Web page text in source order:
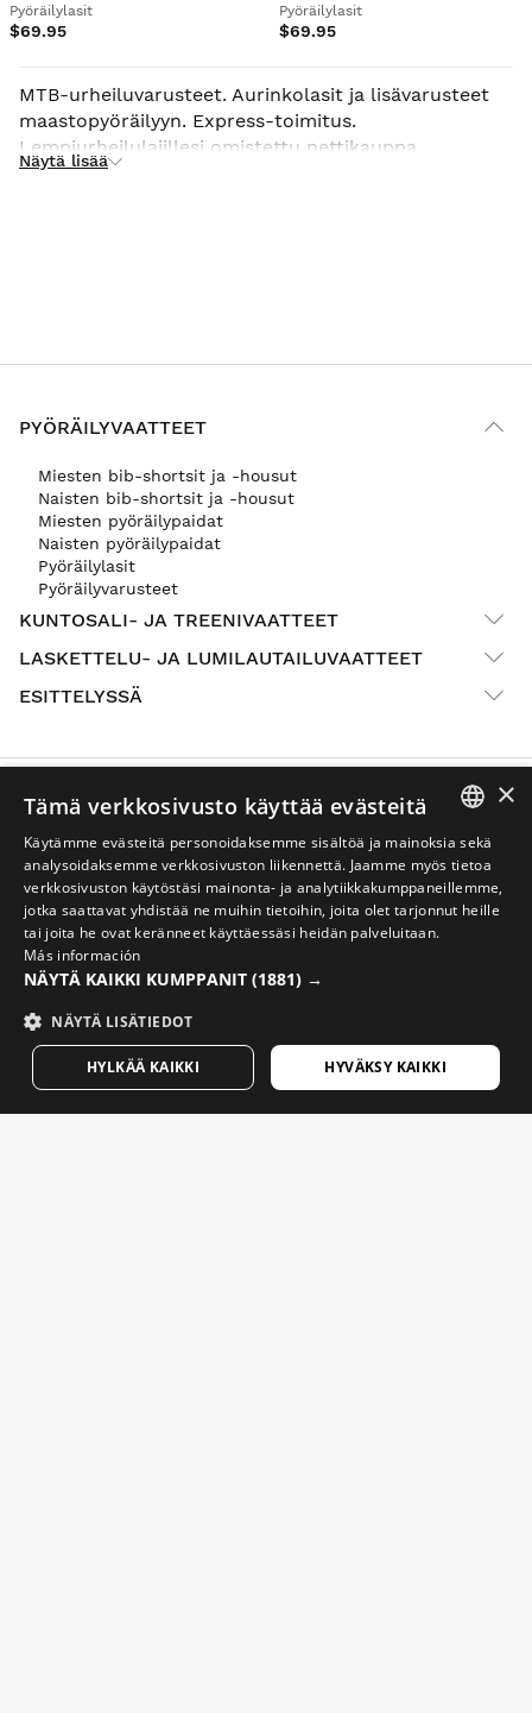
Pyöräilylasit
$69.95
Pyöräilylasit
$69.95
MTB-urheiluvarusteet. Aurinkolasit ja lisävarusteet
maastopyöräilyyn. Express-toimitus.
Lempiurheilulajillesi omistettu nettikauppa
lyömättömin hinnoin. What you are is what you do.
Näytä lisää
PYÖRÄILYVAATTEET
Miesten bib-shortsit ja -housut
Naisten bib-shortsit ja -housut
Miesten pyöräilypaidat
Naisten pyöräilypaidat
Pyöräilylasit
Pyöräilyvarusteet
KUNTOSALI- JA TREENIVAATTEET
LASKETTELU- JA LUMILAUTAILUVAATTEET
ESITTELYSSÄ
Tilauksen seuranta
B2B-kumppaniohjelma
Työskentele kanssamme
UKK
Podcast
Ota yhteyttä
Blogi
ENGLISH
GREEK
FINNISH
×
Tämä verkkosivusto käyttää evästeitä
Käytämme evästeitä personoidaksemme sisältöä ja mainoksia sekä
analysoidaksemme verkkosivuston liikennettä. Jaamme myös tietoa
verkkosivuston käytöstäsi mainonta- ja analytiikkakumppaneillemme,
jotka saattavat yhdistää ne muihin tietoihin, joita olet tarjonnut heille
tai joita he ovat keränneet käyttäessäsi heidän palveluitaan.
Más información
NÄYTÄ KAIKKI KUMPPANIT (1881) →
NÄYTÄ LISÄTIEDOT
HYVÄKSY KAIKKI
HYLKÄÄ KAIKKI